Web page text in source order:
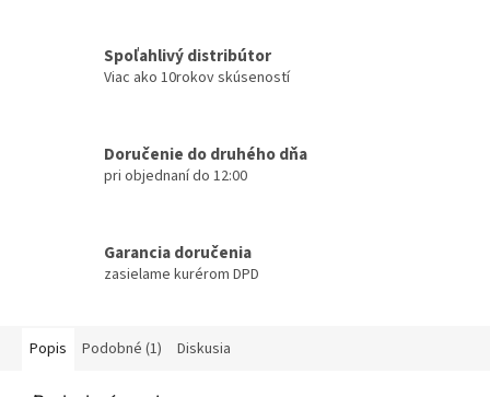
Spoľahlivý distribútor
Viac ako 10rokov skúseností
Doručenie do druhého dňa
pri objednaní do 12:00
Garancia doručenia
zasielame kurérom DPD
Popis Podobné (1) Diskusia